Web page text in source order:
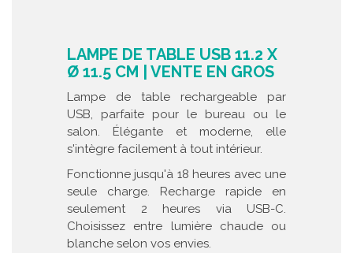
LAMPE DE TABLE USB 11.2 X
Ø 11.5 CM | VENTE EN GROS
Lampe de table rechargeable par
USB, parfaite pour le bureau ou le
salon. Élégante et moderne, elle
s'intègre facilement à tout intérieur.
Fonctionne jusqu'à 18 heures avec une
seule charge. Recharge rapide en
seulement 2 heures via USB-C.
Choisissez entre lumière chaude ou
blanche selon vos envies.